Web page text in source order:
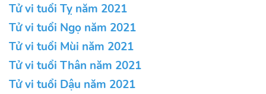
Tử vi tuổi Tỵ năm 2021
Tử vi tuổi Ngọ năm 2021
Tử vi tuổi Mùi năm 2021
Tử vi tuổi Thân năm 2021
Tử vi tuổi Dậu năm 2021